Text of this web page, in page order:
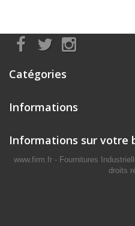
Catégories
Informations
Informations sur votre
www.firm.fr - Fournitures
droits